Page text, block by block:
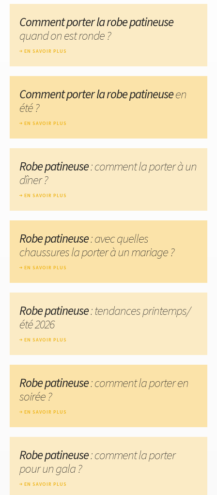
Comment porter la robe patineuse
quand on est ronde ?
EN SAVOIR PLUS
Comment porter la robe patineuseen
été ?
EN SAVOIR PLUS
Robe patineuse: comment la porter à un
dîner ?
EN SAVOIR PLUS
Robe patineuse: avec quelles
chaussures la porter à un mariage ?
EN SAVOIR PLUS
Robe patineuse: tendances printemps/
été 2026
EN SAVOIR PLUS
Robe patineuse: comment la porter en
soirée ?
EN SAVOIR PLUS
Robe patineuse: comment la porter
pour un gala ?
EN SAVOIR PLUS